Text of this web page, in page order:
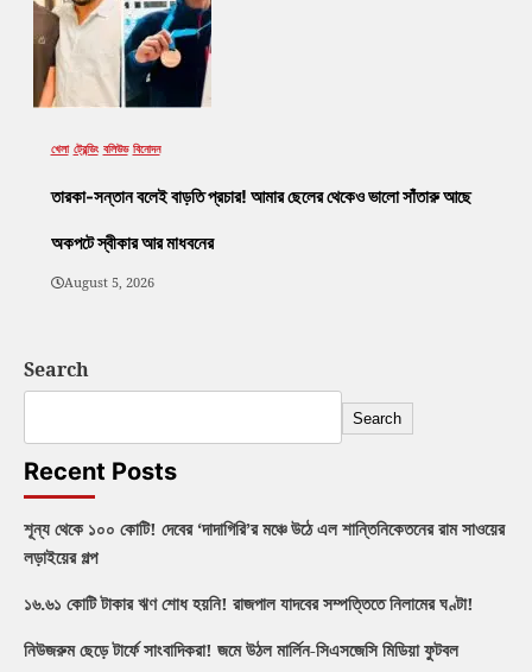
খেলা ট্রেন্ডিং বলিউড বিনোদন
তারকা-সন্তান বলেই বাড়তি প্রচার! আমার ছেলের থেকেও ভালো সাঁতারু আছে
অকপটে স্বীকার আর মাধবনের
August 5, 2026
Search
Search
Recent Posts
শূন্য থেকে ১০০ কোটি! দেবের ‘দাদাগিরি’র মঞ্চে উঠে এল শান্তিনিকেতনের রাম সাওয়ের
লড়াইয়ের গল্প
১৬.৬১ কোটি টাকার ঋণ শোধ হয়নি! রাজপাল যাদবের সম্পত্তিতে নিলামের ঘণ্টা!
নিউজরুম ছেড়ে টার্ফে সাংবাদিকরা! জমে উঠল মার্লিন-সিএসজেসি মিডিয়া ফুটবল